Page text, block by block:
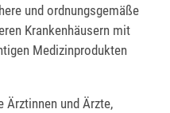
und ordnungsgemäße
Krankenhäusern mit
Medizinprodukten
Ärztinnen und Ärzte,